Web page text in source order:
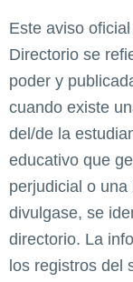
Este aviso
Directorio se
poder y
cuando existe
del/de la
educativo que
perjudicial o
divulgase, se
directorio. La
los registros del